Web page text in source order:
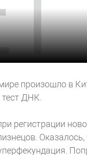
произошло в
тест ДНК.
регистрации